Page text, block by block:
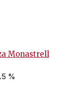
Monastrell
%